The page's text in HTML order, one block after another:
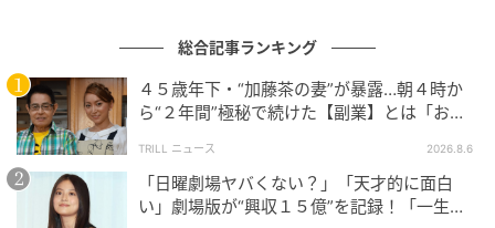
総合記事ランキング
４５歳年下・“加藤茶の妻”が暴露…朝４時か
ら“２年間”極秘で続けた【副業】とは「お金
TRILL ニュース 2026.8.6
「日曜劇場ヤバくない？」「天才的に面白
い」劇場版が“興収１５億”を記録！「一生言